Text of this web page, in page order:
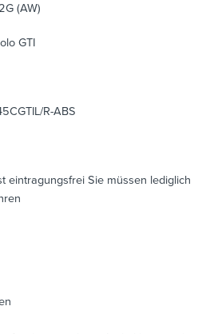
(AW)
GTI
R-ABS
eintragungsfrei Sie müssen lediglich